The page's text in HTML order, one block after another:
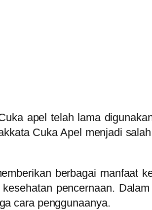
apel telah lama
Cuka Apel menjadi
berbagai manfaat
pencernaan.
cara penggunaanya.